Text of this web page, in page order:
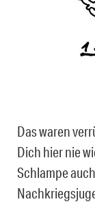
Das waren
Dich hier nie
Schlampe